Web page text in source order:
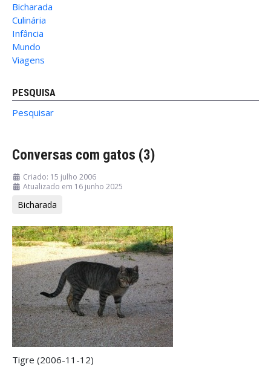
Bicharada
Culinária
Infância
Mundo
Viagens
PESQUISA
Pesquisar
Conversas com gatos (3)
Criado: 15 julho 2006
Atualizado em 16 junho 2025
Bicharada
Tigre (2006-11-12)